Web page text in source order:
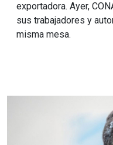
exportadora. Ayer,
sus trabajadores y
misma mesa.